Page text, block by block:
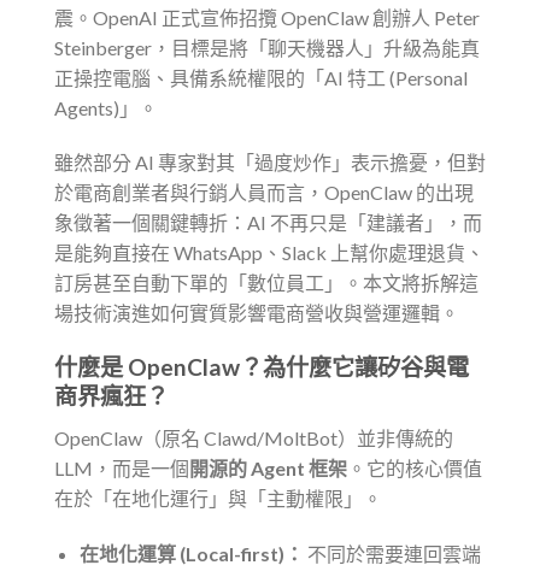
震。OpenAI 正式宣佈招攬 OpenClaw 創辦人 Peter
Steinberger，目標是將「聊天機器人」升級為能真
正操控電腦、具備系統權限的「AI 特工 (Personal
Agents)」。
雖然部分 AI 專家對其「過度炒作」表示擔憂，但對
於電商創業者與行銷人員而言，OpenClaw 的出現
象徵著一個關鍵轉折：AI 不再只是「建議者」，而
是能夠直接在 WhatsApp、Slack 上幫你處理退貨、
訂房甚至自動下單的「數位員工」。本文將拆解這
場技術演進如何實質影響電商營收與營運邏輯。
什麼是 OpenClaw？為什麼它讓矽谷與電
商界瘋狂？
OpenClaw（原名 Clawd/MoltBot）並非傳統的
LLM，而是一個開源的 Agent 框架 。它的核心價值
在於「在地化運行」與「主動權限」。
在地化運算 (Local-first)： 不同於需要連回雲端